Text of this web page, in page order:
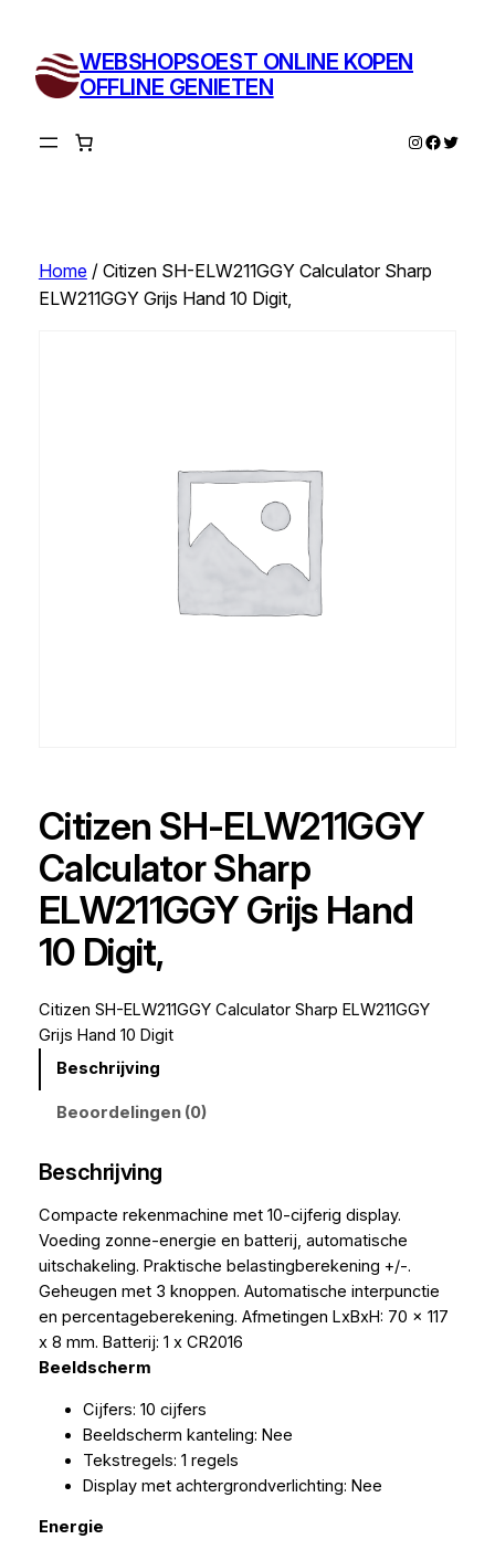
inhoud
WEBSHOPSOEST ONLINE KOPEN
OFFLINE GENIETEN
Instagram
Twitter
Home/ Citizen SH-ELW211GGY Calculator Sharp
ELW211GGY Grijs Hand 10 Digit,
Citizen SH-ELW211GGY
Calculator Sharp
ELW211GGY Grijs Hand
10 Digit,
Citizen SH-ELW211GGY Calculator Sharp ELW211GGY
Grijs Hand 10 Digit
Beschrijving
Beoordelingen (0)
Beschrijving
Compacte rekenmachine met 10-cijferig display.
Voeding zonne-energie en batterij, automatische
uitschakeling. Praktische belastingberekening +/-.
Geheugen met 3 knoppen. Automatische interpunctie
en percentageberekening. Afmetingen LxBxH: 70 x 117
x 8 mm. Batterij: 1 x CR2016
Beeldscherm
Cijfers: 10 cijfers
Beeldscherm kanteling: Nee
Tekstregels: 1 regels
Display met achtergrondverlichting: Nee
Energie